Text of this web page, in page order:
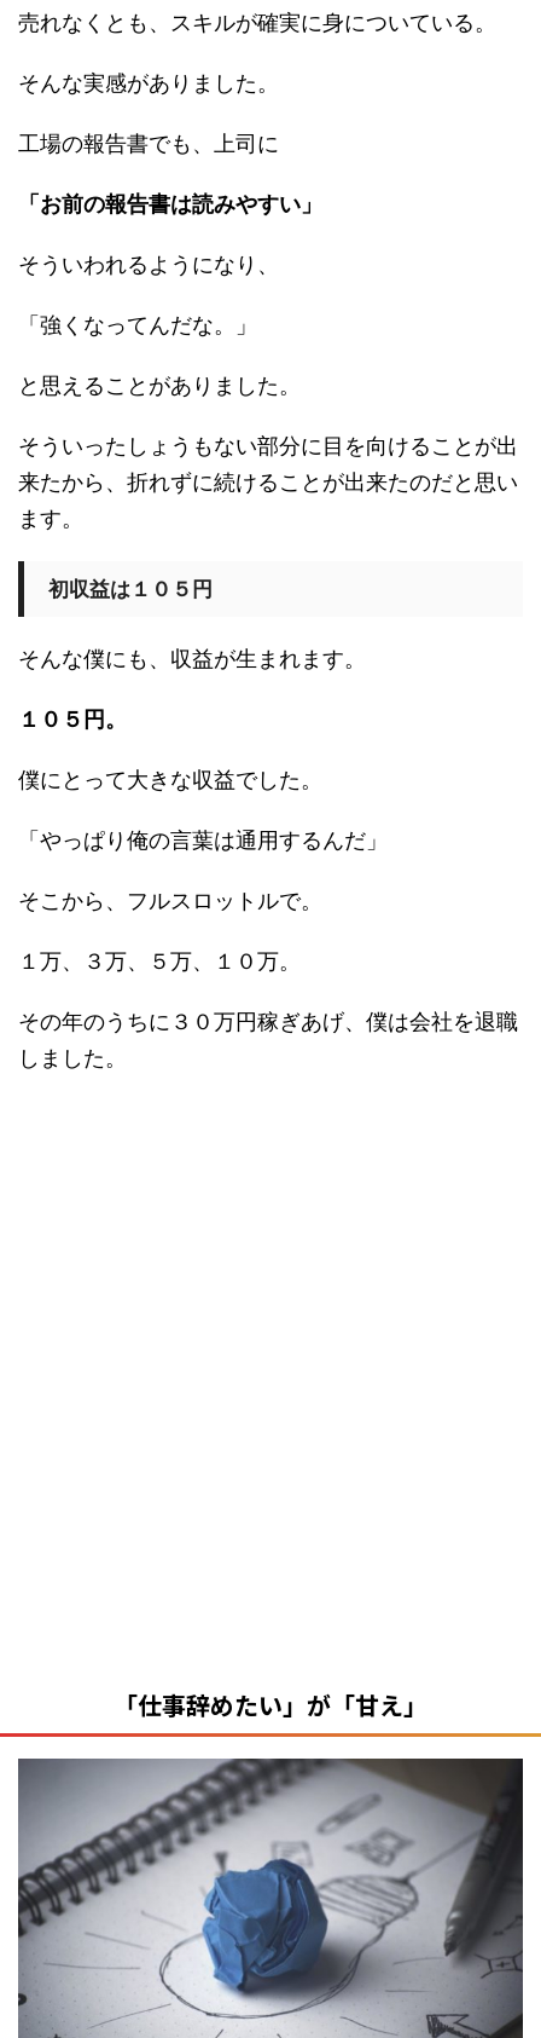
売れなくとも、スキルが確実に身についている。
そんな実感がありました。
工場の報告書でも、上司に
「お前の報告書は読みやすい」
そういわれるようになり、
「強くなってんだな。」
と思えることがありました。
そういったしょうもない部分に目を向けることが出
来たから、折れずに続けることが出来たのだと思い
ます。
初収益は１０５円
そんな僕にも、収益が生まれます。
１０５円。
僕にとって大きな収益でした。
「やっぱり俺の言葉は通用するんだ」
そこから、フルスロットルで。
１万、３万、５万、１０万。
その年のうちに３０万円稼ぎあげ、僕は会社を退職
しました。
「仕事辞めたい」が「甘え」